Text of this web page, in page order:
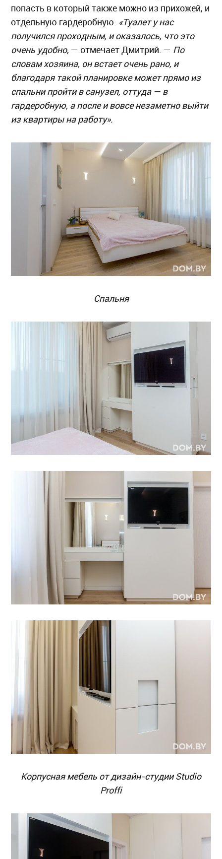
попасть в который также можно из прихожей, и
отдельную гардеробную. «Туалет у нас
получился проходным, и оказалось, что это
очень удобно, — отмечает Дмитрий. — По
словам хозяина, он встает очень рано, и
благодаря такой планировке может прямо из
спальни пройти в санузел, оттуда — в
гардеробную, а после и вовсе незаметно выйти
из квартиры на работу».
Спальня
Корпусная мебель от дизайн-студии Studio
Proffi